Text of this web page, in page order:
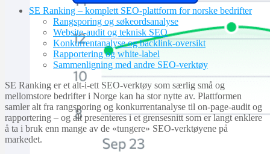
SE Ranking – komplett SEO-plattform for norske bedrifter
Rangsporing og søkeordsanalyse
Website-audit og teknisk SEO
Konkurrentanalyse og backlink-oversikt
Rapportering og white-label
Sammenligning med andre SEO-verktøy
SE Ranking er et alt-i-ett SEO-verktøy som særlig små og
mellomstore bedrifter i Norge kan ha stor nytte av. Plattformen
samler alt fra rangsporing og konkurrentanalyse til on-page-audit og
rapportering – og alt presenteres i et grensesnitt som er langt enklere
å ta i bruk enn mange av de «tungere» SEO-verktøyene på
markedet.